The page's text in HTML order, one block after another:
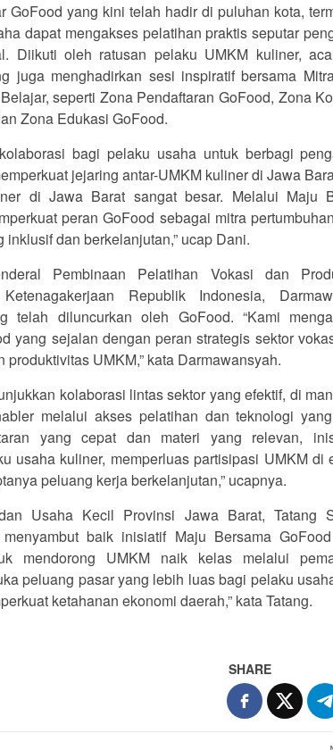
GoFood yang kini telah hadir di puluhan kota,
dapat mengakses pelatihan praktis seputar
Diikuti oleh ratusan pelaku UMKM kuliner,
juga menghadirkan sesi inspiratif bersama
seperti Zona Pendaftaran GoFood, Zona
Zona Edukasi GoFood.
bagi pelaku usaha untuk berbagi
jejaring antar-UMKM kuliner di Jawa
di Jawa Barat sangat besar. Melalui Maju
peran GoFood sebagai mitra
dan berkelanjutan,” ucap Dani.
Pembinaan Pelatihan Vokasi dan
Republik Indonesia,
telah diluncurkan oleh GoFood. “Kami
yang sejalan dengan peran strategis sektor
UMKM,” kata Darmawansyah.
kolaborasi lintas sektor yang efektif, di
melalui akses pelatihan dan teknologi
yang cepat dan materi yang relevan,
usaha kuliner, memperluas partisipasi UMKM di
peluang kerja berkelanjutan,” ucapnya.
Usaha Kecil Provinsi Jawa Barat, Tatang
baik inisiatif Maju Bersama
mendorong UMKM naik kelas melalui
peluang pasar yang lebih luas bagi pelaku
ketahanan ekonomi daerah,” kata Tatang.
SHARE